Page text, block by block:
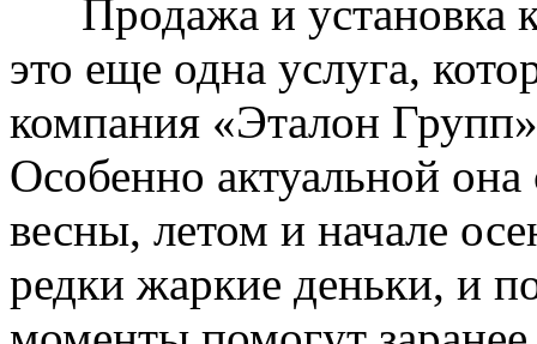
Продажа и установка
это еще одна услуга,
компания «Эталон
Особенно актуальной она
весны, летом и начале
редки жаркие деньки, и